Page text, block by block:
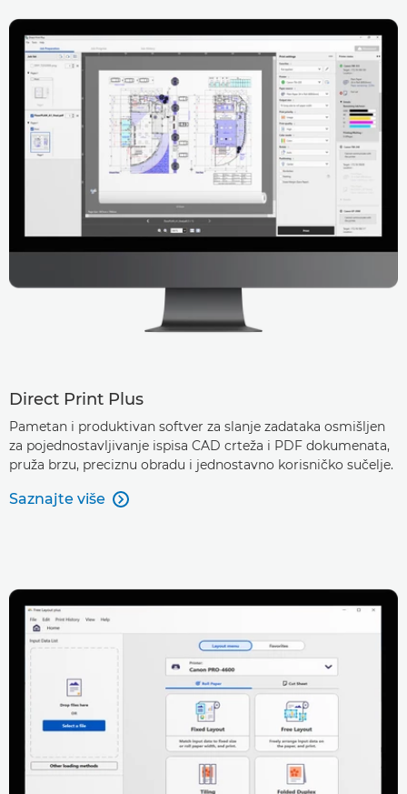
Direct Print Plus
Pametan i produktivan softver za slanje zadataka osmišljen
za pojednostavljivanje ispisa CAD crteža i PDF dokumenata,
pruža brzu, preciznu obradu i jednostavno korisničko sučelje.
Saznajte više 